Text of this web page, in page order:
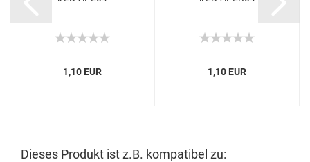
1,10 EUR 1,10 EUR
Dieses Produkt ist z.B. kompatibel zu: